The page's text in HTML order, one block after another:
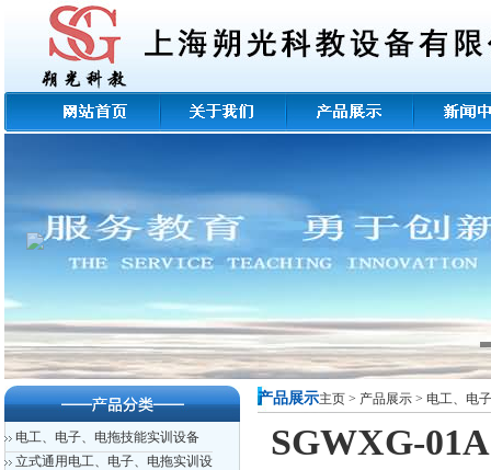
电工、电子、电拖技能实训设备
立式通用电工、电子、电拖实训设
产品展示主页 > 产品展示 > 电工、电
SGWXG-